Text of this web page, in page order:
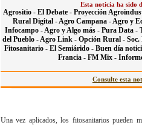
Esta noticia ha sido
Agrositio - El Debate - Proyección
Rural Digital -Agro Campana -Agro y
Infocampo -Agro y Algo más - Pura Data -
del Pueblo -Agro Link - Opción Rural -
Fitosanitario - El Semiárido - Buen día
Francia - FM Mix -
Consulte esta
Una vez aplicados, los fitosanitarios pueden